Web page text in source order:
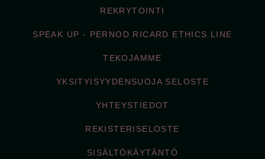
REKRYTOINTI
SPEAK UP - PERNOD RICARD ETHICS LINE
TEKOJAMME
YKSITYISYYDENSUOJA SELOSTE
YHTEYSTIEDOT
REKISTERISELOSTE
SISÄLTÖKÄYTÄNTÖ